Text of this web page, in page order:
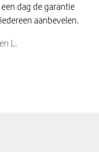
dag de garantie
aanbevelen.
L.